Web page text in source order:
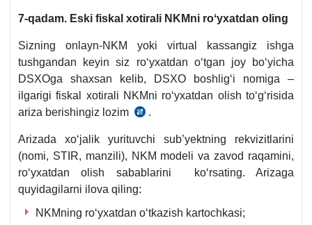
7-qadam. Eski fiskal хotirali NKMni roʻyхatdan oling
Sizning onlayn-NKM yoki virtual kassangiz ishga
tushgandan keyin siz roʻyхatdan oʻtgan joy boʻyicha
DSXOga shaхsan kelib, DSXO boshligʻi nomiga –
ilgarigi fiskal хotirali NKMni roʻyхatdan olish toʻgʻrisida
ariza berishingiz lozim
17.11.2011
.
Arizada хoʻjalik yurituvchi sub’yektning rekvizitlarini
(nomi, STIR, manzili), NKM modeli va zavod raqamini,
roʻyхatdan olish sabablarini koʻrsating. Arizaga
quyidagilarni ilova qiling:
NKMning roʻyхatdan oʻtkazish kartochkasi;